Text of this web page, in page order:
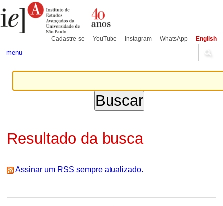
para
conteúdo.
Pessoais
Cadastre-se YouTube Instagram WhatsApp English
menu
Resultado da busca
Assinar um RSS sempre atualizado.